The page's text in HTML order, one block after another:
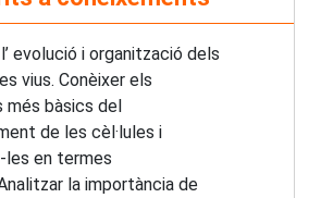
evolució i organització dels
vius. Conèixer els
més bàsics del
de les cèl·lules i
les en termes
la importància de